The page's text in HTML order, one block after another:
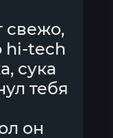
свежо,
hi-tech
сука
тебя
он